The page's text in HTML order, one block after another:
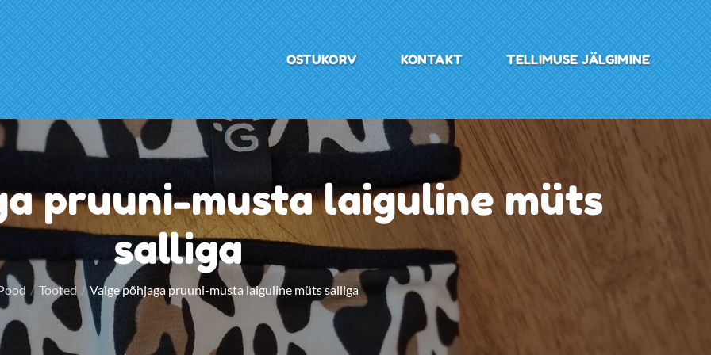
OSTUKORV KONTAKT TELLIMUSE JÄLGIMINE
pruuni-musta laiguline müts
salliga
Tooted Valge põhjaga pruuni-musta laiguline müts salliga